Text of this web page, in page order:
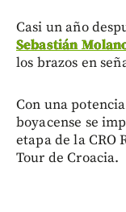
Casi un año
Sebastián
los brazos en
Con una
boyacense se
etapa de la CRO
Tour de Croacia.